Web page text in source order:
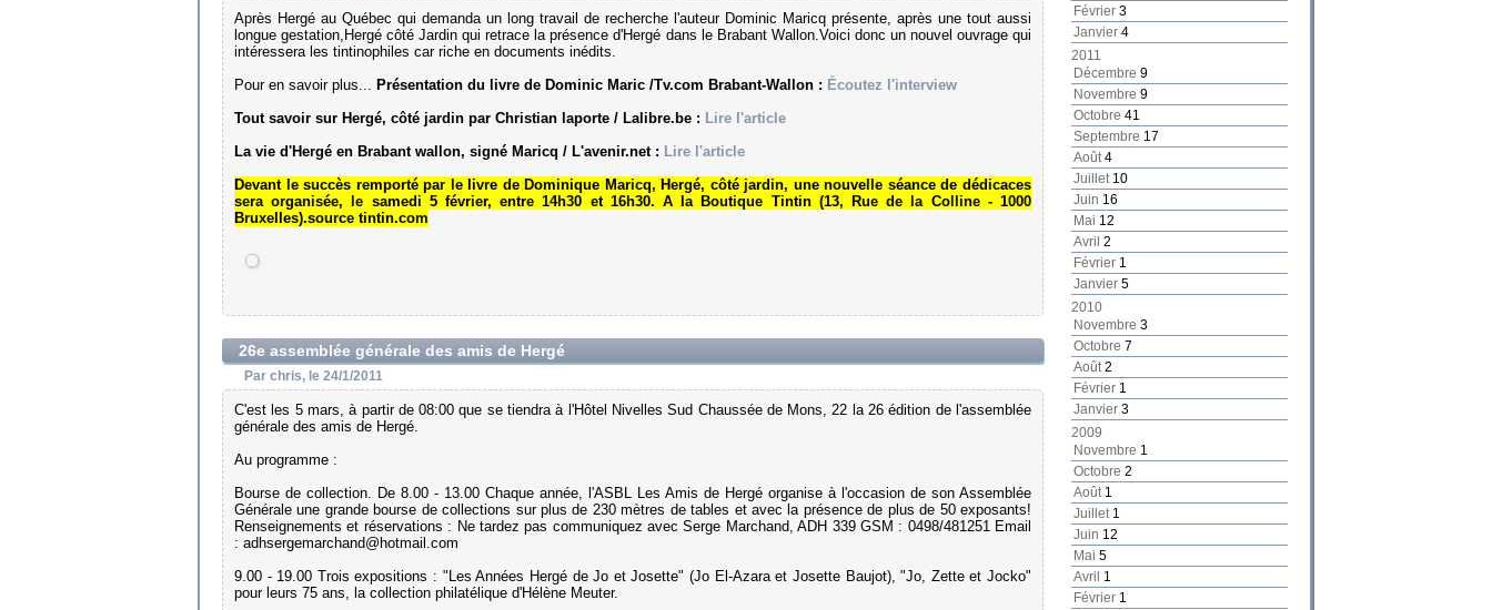
Après Hergé au Québec qui demanda un long travail de recherche l'auteur Dominic Maricq présente, après une tout aussi
longue gestation,Hergé côté Jardin qui retrace la présence d'Hergé dans le Brabant Wallon.Voici donc un nouvel ouvrage qui
intéressera les tintinophiles car riche en documents inédits.
Pour en savoir plus... Présentation du livre de Dominic Maric /Tv.com Brabant-Wallon : Écoutez l'interview
Tout savoir sur Hergé, côté jardin par Christian laporte / Lalibre.be : Lire l'article
La vie d'Hergé en Brabant wallon, signé Maricq / L'avenir.net : Lire l'article
Devant le succès remporté par le livre de Dominique Maricq, Hergé, côté jardin, une nouvelle séance de dédicaces
sera organisée, le samedi 5 février, entre 14h30 et 16h30. A la Boutique Tintin (13, Rue de la Colline - 1000
Bruxelles).source tintin.com
26e assemblée générale des amis de Hergé
Par chris, le 24/1/2011
C'est les 5 mars, à partir de 08:00 que se tiendra à l'Hôtel Nivelles Sud Chaussée de Mons, 22 la 26 édition de l'assemblée
générale des amis de Hergé.
Au programme :
Bourse de collection. De 8.00 - 13.00 Chaque année, l'ASBL Les Amis de Hergé organise à l'occasion de son Assemblée
Générale une grande bourse de collections sur plus de 230 mètres de tables et avec la présence de plus de 50 exposants!
Renseignements et réservations : Ne tardez pas communiquez avec Serge Marchand, ADH 339 GSM : 0498/481251 Email
: adhsergemarchand@hotmail.com
9.00 - 19.00 Trois expositions : "Les Années Hergé de Jo et Josette" (Jo El-Azara et Josette Baujot), "Jo, Zette et Jocko"
pour leurs 75 ans, la collection philatélique d'Hélène Meuter.
Février 3
Janvier 4
2011
Décembre 9
Novembre 9
Octobre 41
Septembre 17
Août 4
Juillet 10
Juin 16
Mai 12
Avril 2
Février 1
Janvier 5
2010
Novembre 3
Octobre 7
Août 2
Février 1
Janvier 3
2009
Novembre 1
Octobre 2
Août 1
Juillet 1
Juin 12
Mai 5
Avril 1
Février 1